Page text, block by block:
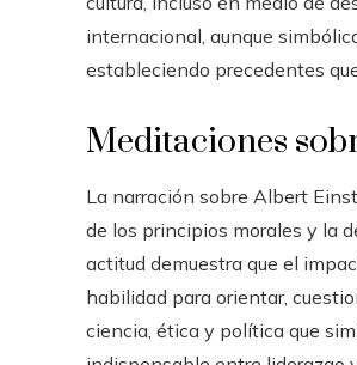
internacional, aunque
estableciendo precedentes
Meditaciones
La narración sobre Albert
de los principios morales y la
actitud demuestra que el
habilidad para orientar,
ciencia, ética y política que